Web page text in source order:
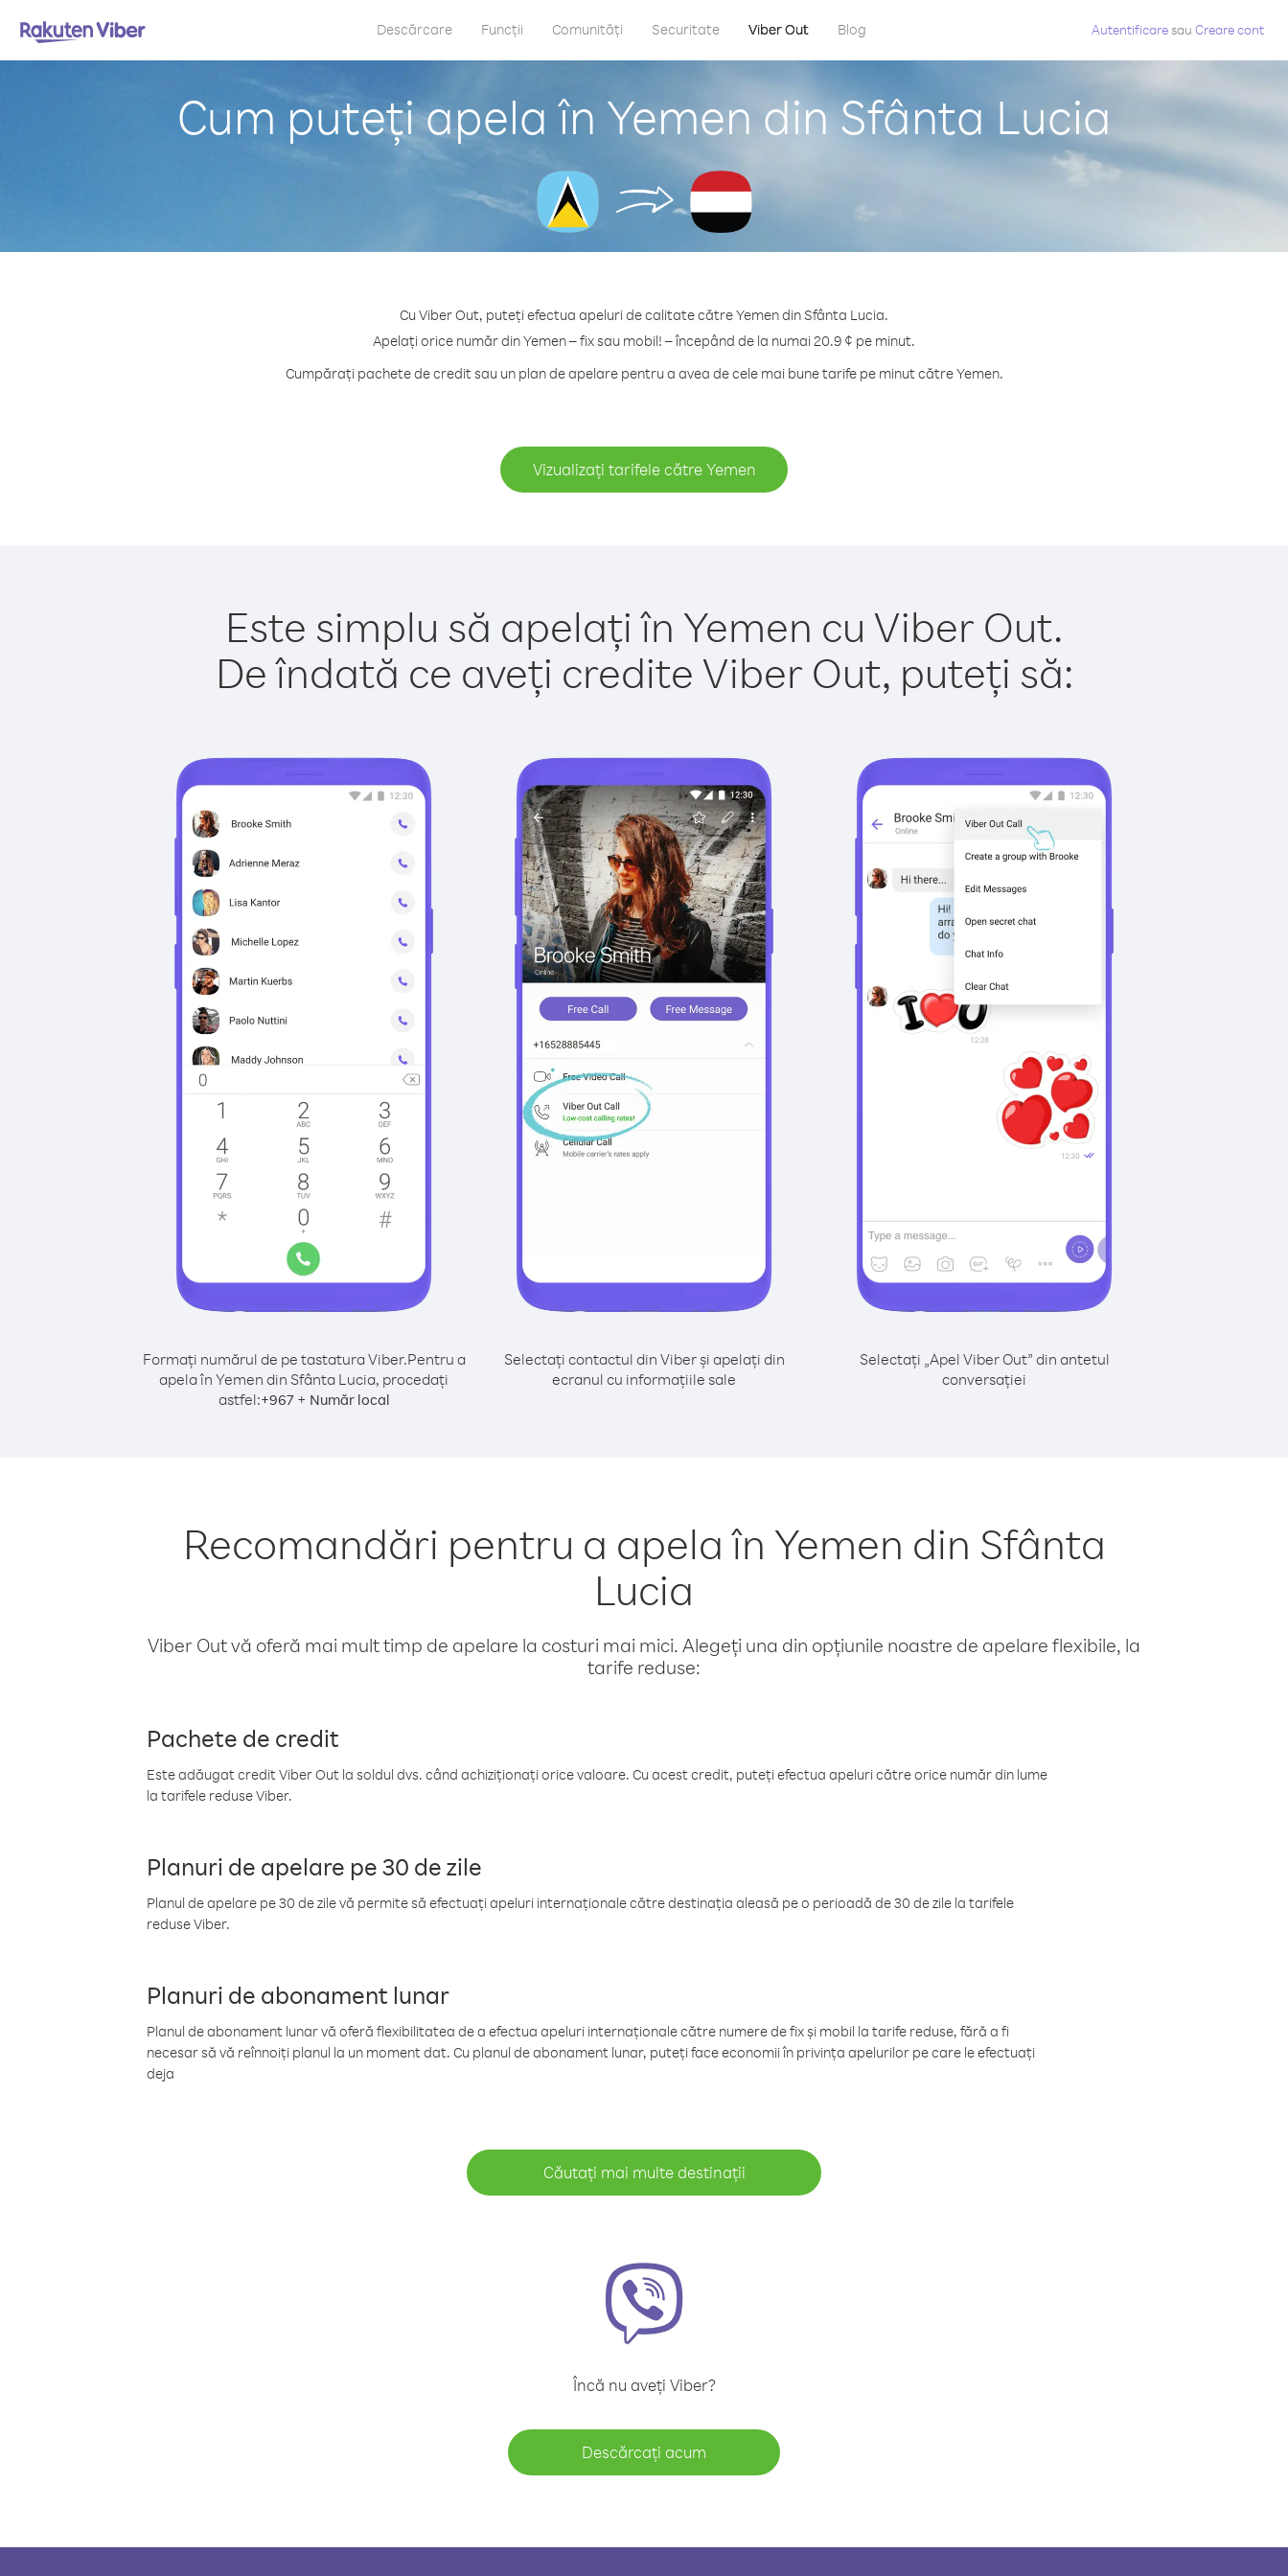
Descărcare Funcții Comunități Securitate Viber Out Blog Autentificaresau Creare cont
Cum puteți apela în Yemen din Sfânta Lucia
Cu Viber Out, puteți efectua apeluri de calitate către Yemen din Sfânta Lucia.
Apelați orice număr din Yemen – fix sau mobil! – începând de la numai 20.9 ¢ pe minut.
Cumpărați pachete de credit sau un plan de apelare pentru a avea de cele mai bune tarife pe minut către Yemen.
Vizualizați tarifele către Yemen
Este simplu să apelați în Yemen cu Viber Out.
De îndată ce aveți credite Viber Out, puteți să:
Formați numărul de pe tastatura Viber.Pentru a
apela în Yemen din Sfânta Lucia, procedați
astfel:+967+ Număr local
Selectați contactul din Viber și apelați din
ecranul cu informațiile sale
Selectați „Apel Viber Out” din antetul
conversației
Recomandări pentru a apela în Yemen din Sfânta
Lucia
Viber Out vă oferă mai mult timp de apelare la costuri mai mici. Alegeți una din opțiunile noastre de apelare flexibile, la
tarife reduse:
Pachete de credit
Este adăugat credit Viber Out la soldul dvs. când achiziționați orice valoare. Cu acest credit, puteți efectua apeluri către orice număr din lume
la tarifele reduse Viber.
Planuri de apelare pe 30 de zile
Planul de apelare pe 30 de zile vă permite să efectuați apeluri internaționale către destinația aleasă pe o perioadă de 30 de zile la tarifele
reduse Viber.
Planuri de abonament lunar
Planul de abonament lunar vă oferă flexibilitatea de a efectua apeluri internaționale către numere de fix și mobil la tarife reduse, fără a fi
necesar să vă reînnoiți planul la un moment dat. Cu planul de abonament lunar, puteți face economii în privința apelurilor pe care le efectuați
deja
Căutați mai multe destinații
Încă nu aveți Viber?
Descărcați acum